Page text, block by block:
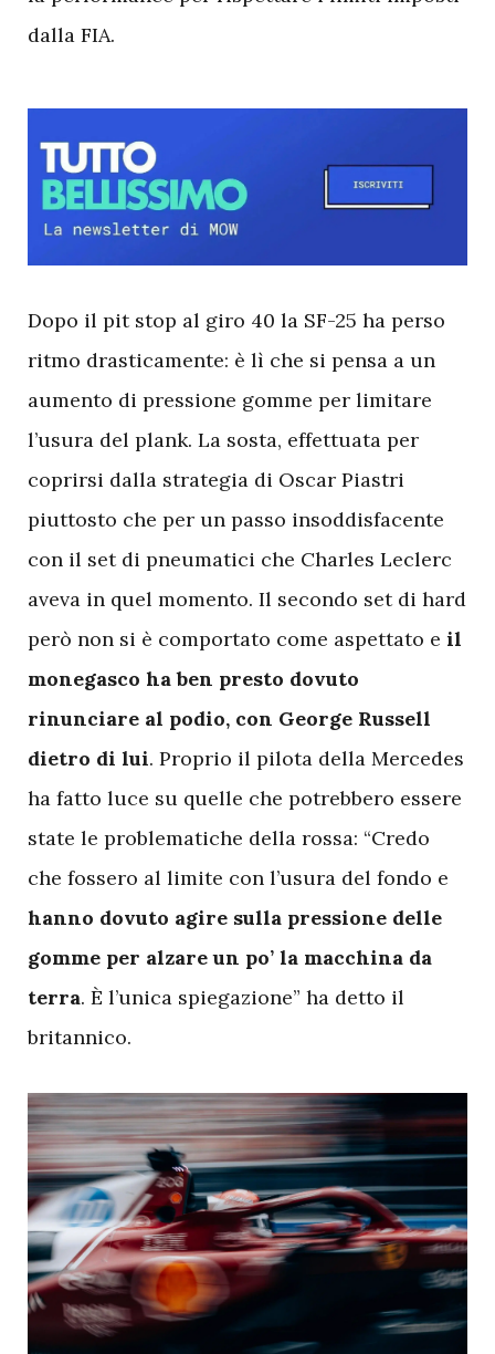
dalla FIA.
Dopo il pit stop al giro 40 la SF-25 ha perso
ritmo drasticamente: è lì che si pensa a un
aumento di pressione gomme per limitare
l’usura del plank. La sosta, effettuata per
coprirsi dalla strategia di Oscar Piastri
piuttosto che per un passo insoddisfacente
con il set di pneumatici che Charles Leclerc
aveva in quel momento. Il secondo set di hard
però non si è comportato come aspettato e il
monegasco ha ben presto dovuto
rinunciare al podio, con George Russell
dietro di lui. Proprio il pilota della Mercedes
ha fatto luce su quelle che potrebbero essere
state le problematiche della rossa: “Credo
che fossero al limite con l’usura del fondo e
hanno dovuto agire sulla pressione delle
gomme per alzare un po’ la macchina da
terra. È l’unica spiegazione” ha detto il
britannico.